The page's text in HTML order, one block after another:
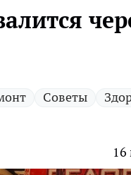
Советы
16